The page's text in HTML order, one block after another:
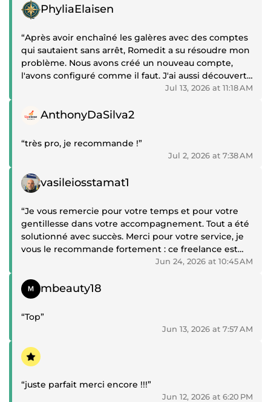
Positive review
PhyliaElaisen
“Après avoir enchaîné les galères avec des comptes
qui sautaient sans arrêt, Romedit a su résoudre mon
problème. Nous avons créé un nouveau compte,
l'avons configuré comme il faut. J'ai aussi découvert
pourquoi mes comptes avaient été désactivé.
Le nouveau compte est parfaitement stable et
campagne sans problème.
recommande sans hésiter.”
Jul 13, 2026 at 11:18 AM
Positive review
AnthonyDaSilva2
“très pro, je recommande !”
Jul 2, 2026 at 7:38 AM
Positive review
vasileiosstamat1
“Je vous remercie pour votre temps et pour votre
gentillesse dans votre accompagnement. Tout a été
solutionné avec succès. Merci pour votre service, je
vous le recommande fortement : ce freelance est
tout simplement professionnel. Merci et à très vite !
Jun 24, 2026 at 10:45 AM
Positive review
mbeauty18
“Top”
Jun 13, 2026 at 7:57 AM
Positive review
“juste parfait merci encore !!!”
Jun 12, 2026 at 6:20 PM